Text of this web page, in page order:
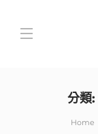
分類:
Home